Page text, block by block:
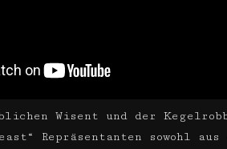
Wisent und der
Repräsentanten sowohl